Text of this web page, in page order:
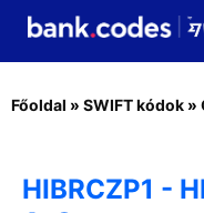
Főoldal » SWIFT kódok »
HIBRCZP1 -